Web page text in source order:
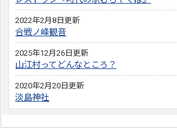
2022年2月8日更新
合戦ノ峰観音
2025年12月26日更新
山江村ってどんなところ？
2020年2月20日更新
淡島神社